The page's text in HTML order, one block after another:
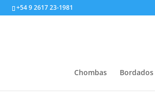
+54 9 2617 23-1981
Chombas Bordados